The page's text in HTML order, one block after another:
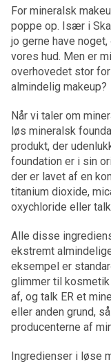
For mineralsk
poppe op. Især i
jo gerne have
vores hud. Men er
overhovedet stor
almindelig makeup?
Når vi taler om
løs mineralsk
produkt, der
foundation er i sin
der er lavet af en
titanium dioxide,
oxychloride eller
Alle disse
ekstremt
eksempel er
glimmer til kosmetik
af, og talk ER et
eller anden grund,
producenterne af
Ingredienser i løse